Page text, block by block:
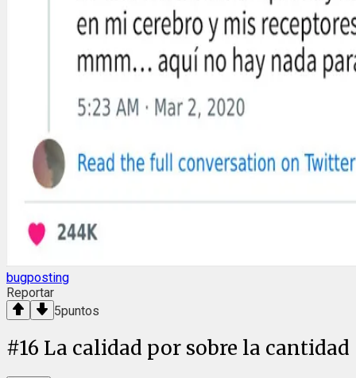
bugposting
Reportar
5puntos
#16 La calidad por sobre la cantidad